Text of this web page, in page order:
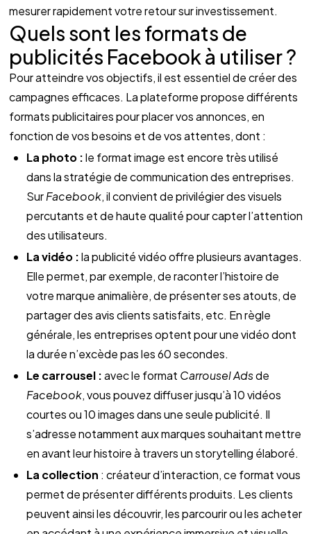
mesurer rapidement votre retour sur investissement.
Quels sont les formats de
publicités Facebook à utiliser ?
Pour atteindre vos objectifs, il est essentiel de créer des
campagnes efficaces. La plateforme propose différents
formats publicitaires pour placer vos annonces, en
fonction de vos besoins et de vos attentes, dont :
La photo : le format image est encore très utilisé
dans la stratégie de communication des entreprises.
Sur Facebook, il convient de privilégier des visuels
percutants et de haute qualité pour capter l’attention
des utilisateurs.
La vidéo : la publicité vidéo offre plusieurs avantages.
Elle permet, par exemple, de raconter l’histoire de
votre marque animalière, de présenter ses atouts, de
partager des avis clients satisfaits, etc. En règle
générale, les entreprises optent pour une vidéo dont
la durée n’excède pas les 60 secondes.
Le carrousel : avec le format Carrousel Ads
Facebook, vous pouvez diffuser jusqu’à 10 vidéos
courtes ou 10 images dans une seule publicité. Il
s’adresse notamment aux marques souhaitant mettre
en avant leur histoire à travers un storytelling élaboré.
La collection : créateur d’interaction, ce format vous
permet de présenter différents produits. Les clients
peuvent ainsi les découvrir, les parcourir ou les acheter